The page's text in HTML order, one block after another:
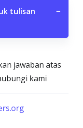
tulisan
−
jawaban atas
kami